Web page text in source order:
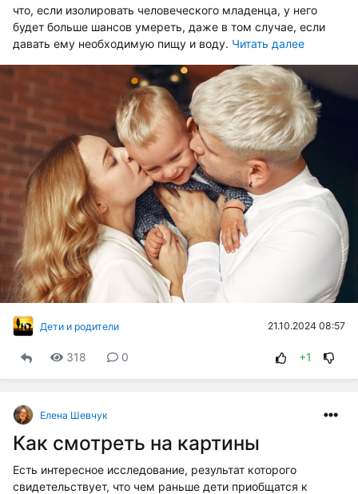
что, если изолировать человеческого младенца, у него
будет больше шансов умереть, даже в том случае, если
давать ему необходимую пищу и воду. Читать далее
Дети и родители 21.10.2024 08:57
318 0 +1
Елена Шевчук
Как смотреть на картины
Есть интересное исследование, результат которого
свидетельствует, что чем раньше дети приобщатся к